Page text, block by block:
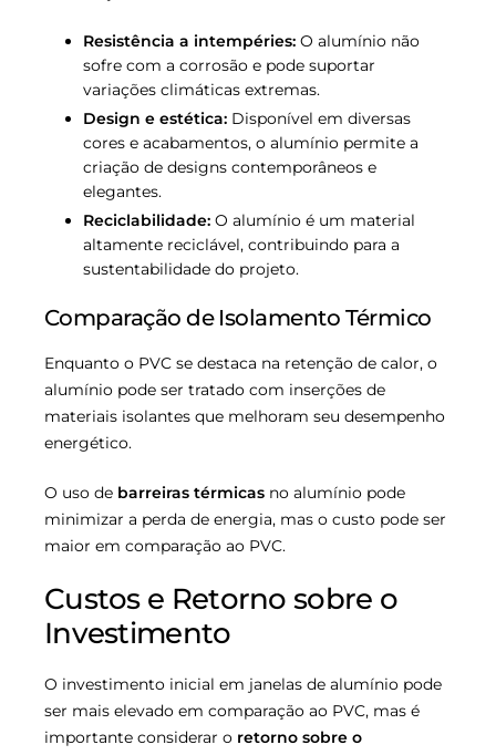
Resistência a intempéries: O alumínio não
sofre com a corrosão e pode suportar
variações climáticas extremas.
Design e estética: Disponível em diversas
cores e acabamentos, o alumínio permite a
criação de designs contemporâneos e
elegantes.
Reciclabilidade: O alumínio é um material
altamente reciclável, contribuindo para a
sustentabilidade do projeto.
Comparação de Isolamento Térmico
Enquanto o PVC se destaca na retenção de calor, o
alumínio pode ser tratado com inserções de
materiais isolantes que melhoram seu desempenho
energético.
O uso de barreiras térmicas no alumínio pode
minimizar a perda de energia, mas o custo pode ser
maior em comparação ao PVC.
Custos e Retorno sobre o
Investimento
O investimento inicial em janelas de alumínio pode
ser mais elevado em comparação ao PVC, mas é
importante considerar o retorno sobre o